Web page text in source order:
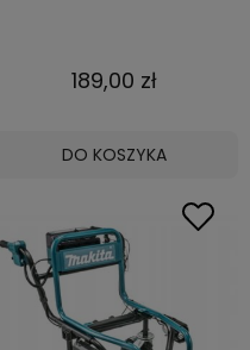
189,00 zł
DO KOSZYKA